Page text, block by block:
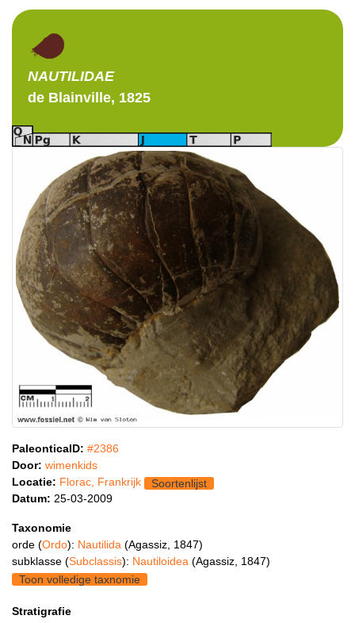
NAUTILIDAE
de Blainville, 1825
PaleonticaID: #2386
Door: wimenkids
Locatie: Florac, Frankrijk
Soortenlijst
Datum: 25-03-2009
Taxonomie
orde (Ordo): Nautilida (Agassiz, 1847)
subklasse (Subclassis): Nautiloidea (Agassiz, 1847)
Toon volledige taxnomie
Stratigrafie